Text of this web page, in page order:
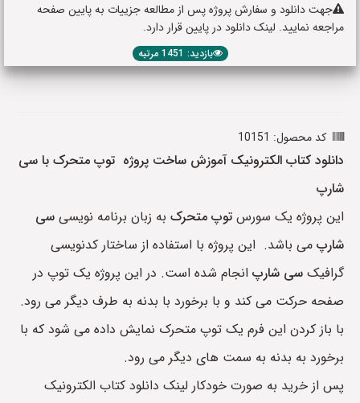
جهت دانلود و سفارش پروژه پس از مطالعه جزییات به پایین صفحه
مراجعه نمایید. لینک دانلود در پایین قرار دارد.
بازدید: 1451 مرتبه
کد محصول: 10151
دانلود کتاب الکترونیک آموزش ساخت پروژه توپ متحرک با سی
شارپ
این پروژه یک سورس توپ متحرک به زبان برنامه نویسی سی
شارپ می باشد. این پروژه با استفاده از ساختار کدنویسی
گرافیک سی شارپ انجام شده است. در این پروژه یک توپ در
صفحه حرکت می کند و با برخورد با بدنه به طرف دیگر می رود.
با باز کردن این فرم یک توپ متحرک نمایش داده می شود که با
برخورد به بدنه به سمت های دیگر می رود.
پس از خرید به صورت خودکار لینک دانلود کتاب الکترونیک